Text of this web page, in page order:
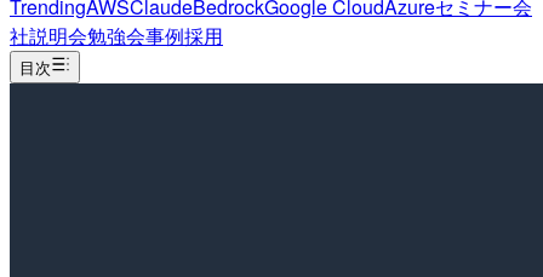
TrendingAWSClaudeBedrockGoogle CloudAzureセミナー会
社説明会勉強会事例採用
目次